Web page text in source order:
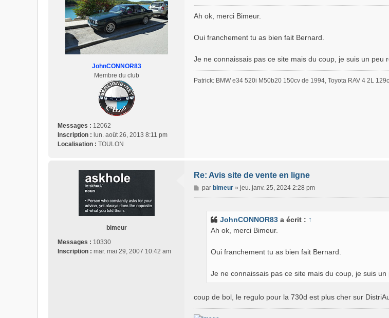
JohnCONNOR83
Membre du club
Messages : 12062
Inscription : lun. août 26, 2013 8:11 pm
Localisation : TOULON
e
s
g
Ah ok, merci Bimeur.
Oui franchement tu as bien fait Bernard.
Je ne connaissais pas ce site mais du coup, je suis un peu
Patrick: BMW e34 520i M50b20 150cv de 1994, Toyota RAV 4 2L
bimeur
Messages : 10330
Inscription : mar. mai 29, 2007 10:42 am
Re: Avis site de vente en ligne
M
e
par bimeur» jeu. janv. 25, 2024 2:28 pm
JohnCONNOR83 a écrit : ↑
Ah ok, merci Bimeur.
Oui franchement tu as bien fait Bernard.
Je ne connaissais pas ce site mais du coup, je suis un
coup de bol, le regulo pour la 730d est plus cher sur